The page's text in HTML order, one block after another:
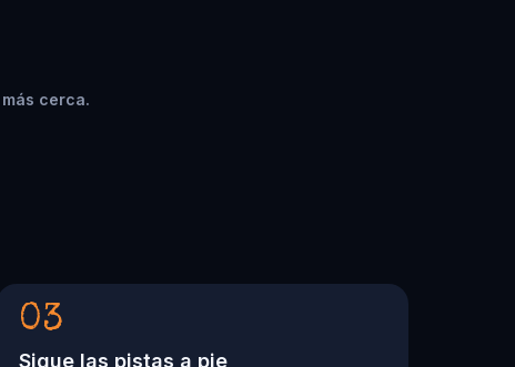
cerca.
03
Sigue las pistas a pie